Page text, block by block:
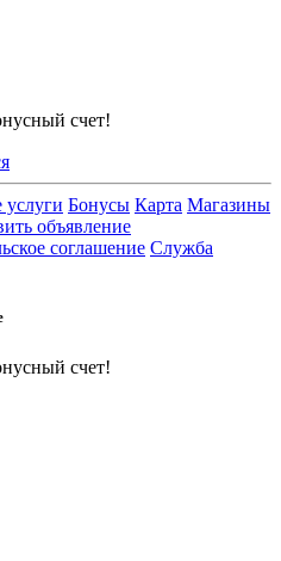
счет!
Бонусы Карта Магазины
объявление
соглашение Служба
счет!